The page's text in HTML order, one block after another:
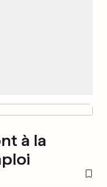
à la